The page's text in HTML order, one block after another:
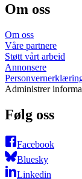
Om oss
Om oss
Våre partnere
Støtt vårt arbeid
Annonsere
Administrer
Følg oss
Facebook
Bluesky
Linkedin